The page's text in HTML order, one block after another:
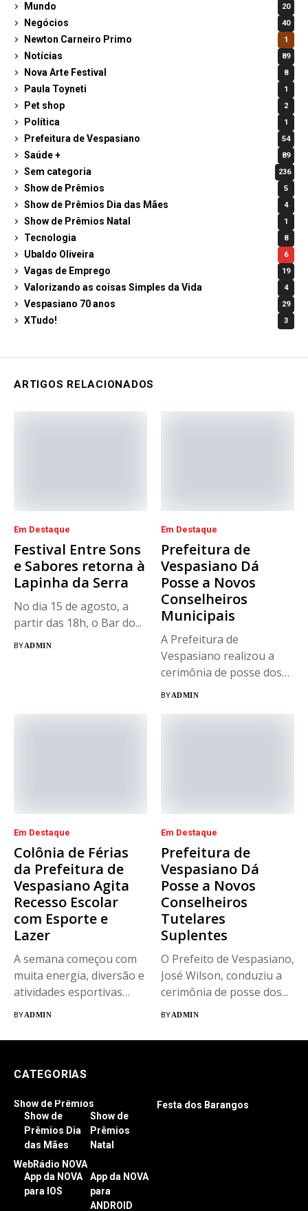
Mundo 20
Negócios 40
Newton Carneiro Primo 1
Notícias 89
Nova Arte Festival 8
Paula Toyneti 1
Pet shop 2
Política 1
Prefeitura de Vespasiano 54
Saúde + 89
Sem categoria 236
Show de Prêmios 5
Show de Prêmios Dia das Mães 4
Show de Prêmios Natal 1
Tecnologia 8
Ubaldo Oliveira 6
Vagas de Emprego 19
Valorizando as coisas Simples da Vida 4
Vespasiano 70 anos 29
XTudo! 3
ARTIGOS RELACIONADOS
Em Destaque
Festival Entre Sons
e Sabores retorna à
Lapinha da Serra
No dia 15 de agosto, a
partir das 18h, o Bar do...
BYADMIN
Em Destaque
Prefeitura de
Vespasiano Dá
Posse a Novos
Conselheiros
Municipais
A Prefeitura de
Vespasiano realizou a
cerimônia de posse dos
novos integrantes...
BYADMIN
Em Destaque
Colônia de Férias
da Prefeitura de
Vespasiano Agita
Recesso Escolar
com Esporte e
Lazer
A semana começou com
muita energia, diversão e
atividades esportivas
para os...
BYADMIN
Em Destaque
Prefeitura de
Vespasiano Dá
Posse a Novos
Conselheiros
Tutelares
Suplentes
O Prefeito de Vespasiano,
José Wilson, conduziu a
cerimônia de posse dos...
BYADMIN
CATEGORIAS
Show de Prêmios
Show de
Prêmios Dia
das Mães
Show de
Prêmios
Natal
Festa dos Barangos
WebRádio NOVA
App da NOVA
para IOS
App da NOVA
para
ANDROID